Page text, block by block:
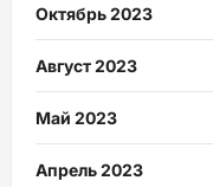
Октябрь 2023
Август 2023
Май 2023
Апрель 2023